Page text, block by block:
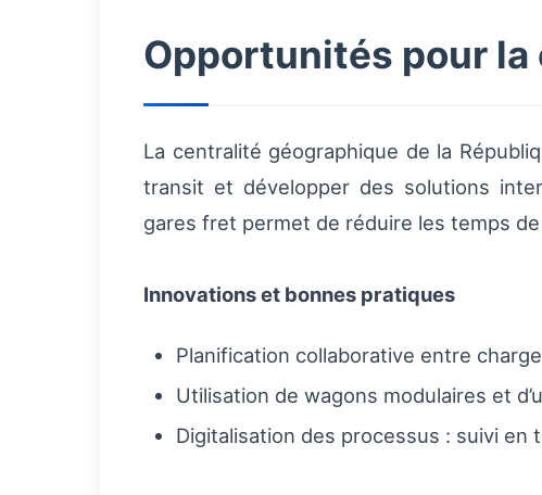
Opportunités pour
La centralité géographique de la
transit et développer des solutions
gares fret permet de réduire les temps
Innovations et bonnes pratiques
Planification collaborative entre
Utilisation de wagons modulaires et
Digitalisation des processus : suivi